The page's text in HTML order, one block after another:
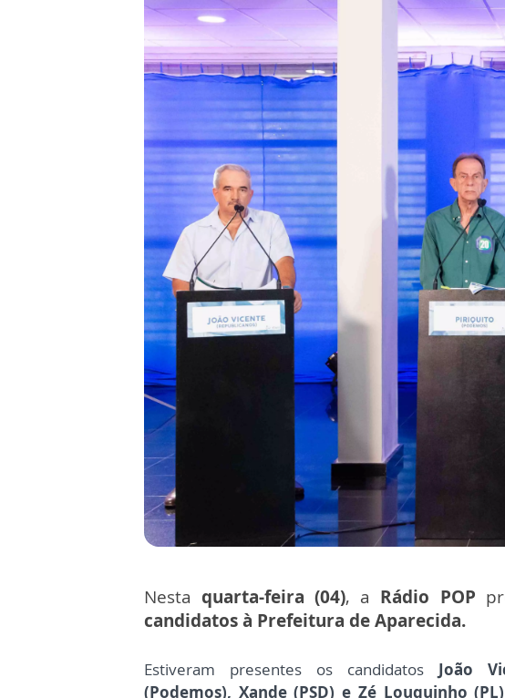
Nestaquarta-feira (04), a Rádio POP
candidatos à Prefeitura de Aparecida.
Estiveram presentes os candidatos João
(Podemos), Xande (PSD) e Zé Louquinho (PL)